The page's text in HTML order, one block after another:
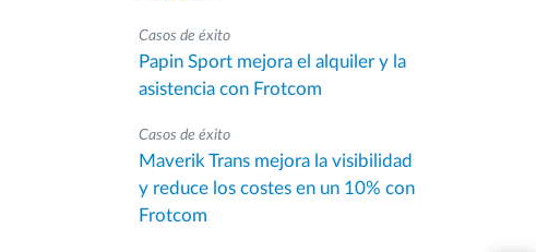
Casos de éxito
Papin Sport mejora el alquiler y la
asistencia con Frotcom
Casos de éxito
Maverik Trans mejora la visibilidad
y reduce los costes en un 10% con
Frotcom